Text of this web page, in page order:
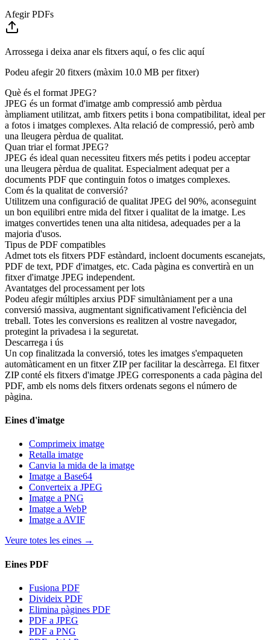
Afegir PDFs
Arrossega i deixa anar els fitxers aquí, o fes clic aquí
Podeu afegir 20 fitxers (màxim 10.0 MB per fitxer)
Què és el format JPEG?
JPEG és un format d'imatge amb compressió amb pèrdua
àmpliament utilitzat, amb fitxers petits i bona compatibilitat, ideal per
a fotos i imatges complexes. Alta relació de compressió, però amb
una lleugera pèrdua de qualitat.
Quan triar el format JPEG?
JPEG és ideal quan necessiteu fitxers més petits i podeu acceptar
una lleugera pèrdua de qualitat. Especialment adequat per a
documents PDF que continguin fotos o imatges complexes.
Com és la qualitat de conversió?
Utilitzem una configuració de qualitat JPEG del 90%, aconseguint
un bon equilibri entre mida del fitxer i qualitat de la imatge. Les
imatges convertides tenen una alta nitidesa, adequades per a la
majoria d'usos.
Tipus de PDF compatibles
Admet tots els fitxers PDF estàndard, incloent documents escanejats,
PDF de text, PDF d'imatges, etc. Cada pàgina es convertirà en un
fitxer d'imatge JPEG independent.
Avantatges del processament per lots
Podeu afegir múltiples arxius PDF simultàniament per a una
conversió massiva, augmentant significativament l'eficiència del
treball. Totes les conversions es realitzen al vostre navegador,
protegint la privadesa i la seguretat.
Descarrega i ús
Un cop finalitzada la conversió, totes les imatges s'empaqueten
automàticament en un fitxer ZIP per facilitar la descàrrega. El fitxer
ZIP conté els fitxers d'imatge JPEG corresponents a cada pàgina del
PDF, amb els noms dels fitxers ordenats segons el número de
pàgina.
Eines d'imatge
Comprimeix imatge
Retalla imatge
Canvia la mida de la imatge
Imatge a Base64
Converteix a JPEG
Imatge a PNG
Imatge a WebP
Imatge a AVIF
Veure totes les eines →
Eines PDF
Fusiona PDF
Divideix PDF
Elimina pàgines PDF
PDF a JPEG
PDF a PNG